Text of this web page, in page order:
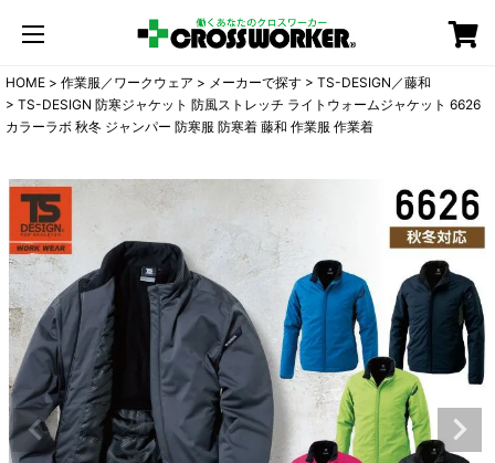
HOME 作業服／ワークウェア メーカーで探す
TS-DESIGN／藤和
TS-DESIGN 防寒ジャケット 防風ストレッチ ライトウォームジャケット 6626
カラーラボ 秋冬 ジャンパー 防寒服 防寒着 藤和 作業服 作業着